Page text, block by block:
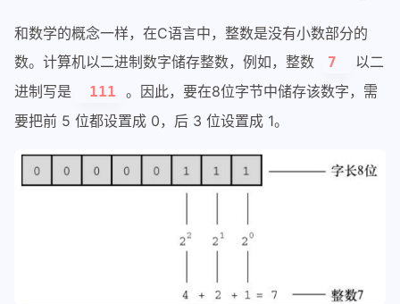
和数学的概念一样，在C语言中，整数是没有小数部分的
数。计算机以二进制数字储存整数，例如，整数
7
以二
进制写是
111
。因此，要在8位字节中储存该数字，需
要把前 5 位都设置成 0，后 3 位设置成 1。